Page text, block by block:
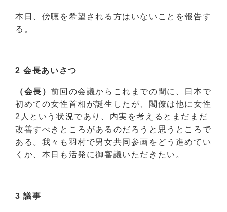
本日、傍聴を希望される方はいないことを報告す
る。
2 会長あいさつ
（会長）前回の会議からこれまでの間に、日本で
初めての女性首相が誕生したが、閣僚は他に女性
2人という状況であり、内実を考えるとまだまだ
改善すべきところがあるのだろうと思うところで
ある。我々も羽村で男女共同参画をどう進めてい
くか、本日も活発に御審議いただきたい。
3 議事